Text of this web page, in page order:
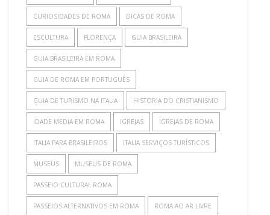
CURIOSIDADES DE ROMA DICAS DE ROMA
ESCULTURA FLORENÇA GUIA BRASILEIRA
GUIA BRASILEIRA EM ROMA
GUIA DE ROMA EM PORTUGUÊS
GUIA DE TURISMO NA ITALIA HISTORIA DO CRISTIANISMO
IDADE MEDIA EM ROMA IGREJAS IGREJAS DE ROMA
ITALIA PARA BRASILEIROS ITALIA SERVIÇOS TURÍSTICOS
MUSEUS MUSEUS DE ROMA
PASSEIO CULTURAL ROMA
PASSEIOS ALTERNATIVOS EM ROMA ROMA AO AR LIVRE